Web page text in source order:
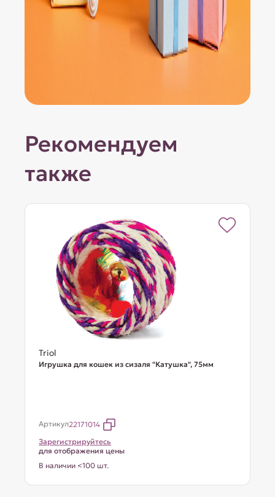
Рекомендуем
также
Triol
Игрушка для кошек из сизаля "Катушка", 75мм
Артикул22171014
Зарегистрируйтесь
для отображения цены
В наличии <100 шт.